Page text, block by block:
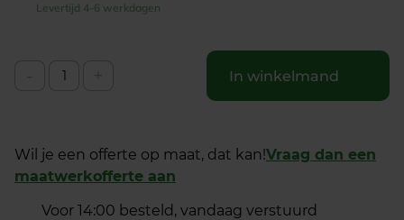
Levertijd 4-6 werkdagen
In winkelmand
Wil je een offerte op maat, dat kan!Vraag dan een
maatwerkofferte aan
Voor 14:00 besteld, vandaag verstuurd